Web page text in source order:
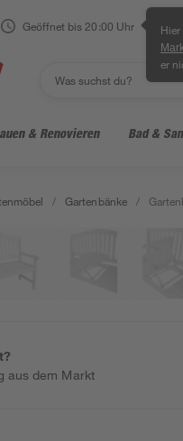
Geöffnet bis 20:00 Uhr
er
& Renovieren Bad &
/ Gartenbänke /
aus dem Markt